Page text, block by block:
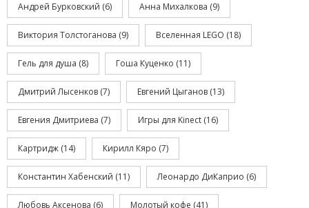
Андрей Бурковский (6) Анна Михалкова (9)
Виктория Толстоганова (9) Вселенная LEGO (18)
Гель для душа (8) Гоша Куценко (11)
Дмитрий Лысенков (7) Евгений Цыганов (13)
Евгения Дмитриева (7) Игры для Kinect (16)
Картридж (14) Кирилл Кяро (7)
Константин Хабенский (11) Леонардо ДиКаприо (6)
Любовь Аксенова (6) Молотый кофе (41)